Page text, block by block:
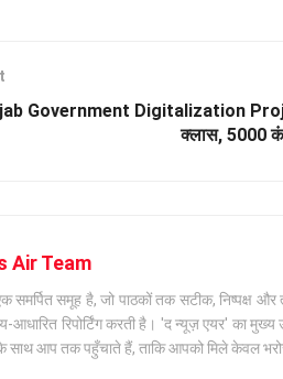
Government Digitalization
क्लास, 5000
Air Team
समूह है, जो पाठकों तक सटीक, निष्पक्ष और
रिपोर्टिंग करती है। 'द न्यूज़ एयर' का मुख्य
के साथ आप तक पहुँचाते हैं, ताकि आपको मिले केवल